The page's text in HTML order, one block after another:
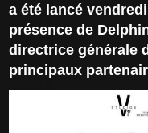
a été lancé
présence de
directrice générale
principaux